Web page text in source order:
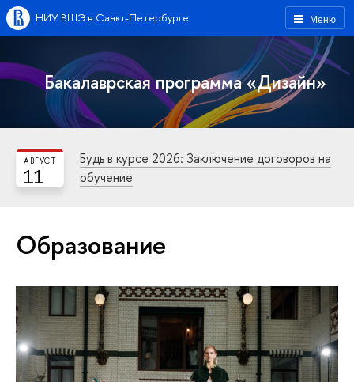
Меню
НИУ ВШЭ в Санкт-Петербурге
Бакалаврская программа «Дизайн»
11
АВГУСТ
Будь в курсе 2026: Заключение договоров на
обучение
Образование